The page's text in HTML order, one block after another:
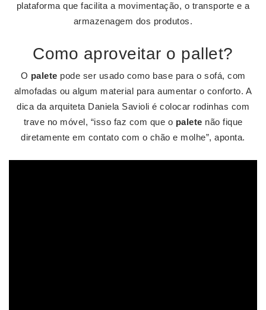
plataforma que facilita a movimentação, o transporte e a
armazenagem dos produtos.
Como aproveitar o pallet?
O palete pode ser usado como base para o sofá, com
almofadas ou algum material para aumentar o conforto. A
dica da arquiteta Daniela Savioli é colocar rodinhas com
trave no móvel, “isso faz com que o palete não fique
diretamente em contato com o chão e molhe”, aponta.